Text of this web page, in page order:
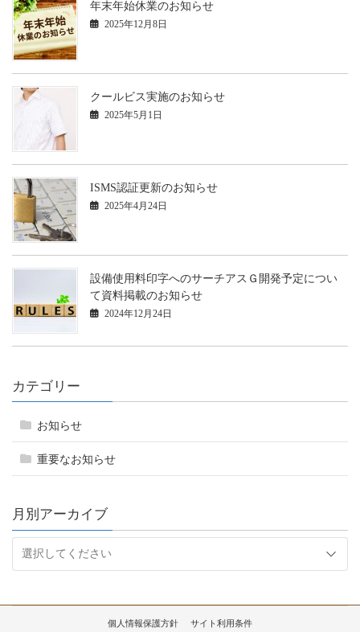
年末年始休業のお知らせ
2025年12月8日
クールビス実施のお知らせ
2025年5月1日
ISMS認証更新のお知らせ
2025年4月24日
設備使用料印字へのサーチアスＧ開発予定につい
て資料掲載のお知らせ
2024年12月24日
カテゴリー
お知らせ
重要なお知らせ
月別アーカイブ
個人情報保護方針 サイト利用条件